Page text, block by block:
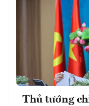
Thủ tướng